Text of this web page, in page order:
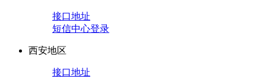
接口地址
短信中心登录
西安地区
接口地址